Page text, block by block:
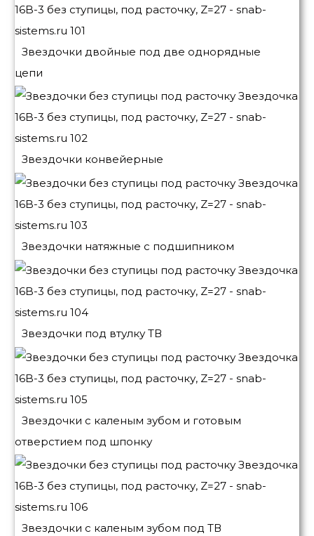
Звездочки двойные под две однорядные
цепи
Звездочки конвейерные
Звездочки натяжные с подшипником
Звездочки под втулку ТВ
Звездочки с каленым зубом и готовым
отверстием под шпонку
Звездочки с каленым зубом под ТВ